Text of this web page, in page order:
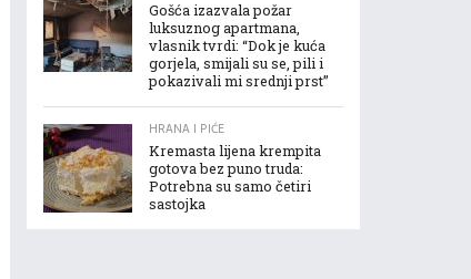
Gošća izazvala požar
luksuznog apartmana,
vlasnik tvrdi: “Dok je kuća
gorjela, smijali su se, pili i
pokazivali mi srednji prst”
HRANA I PIĆE
Kremasta lijena krempita
gotova bez puno truda:
Potrebna su samo četiri
sastojka